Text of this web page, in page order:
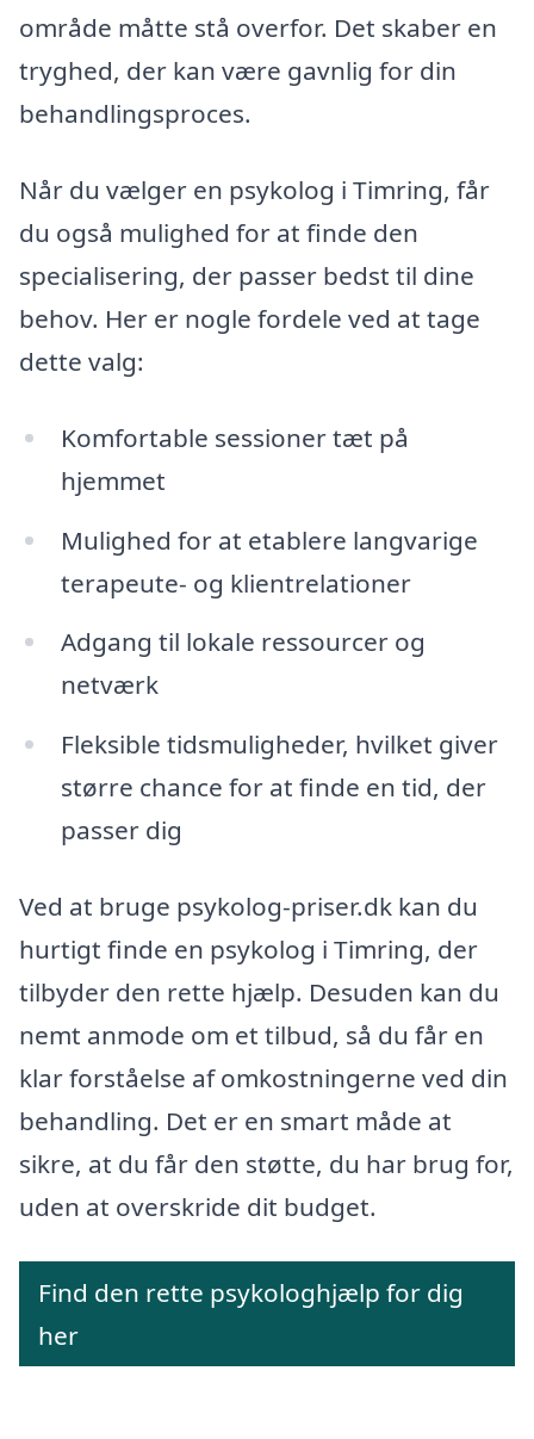
område måtte stå overfor. Det skaber en
tryghed, der kan være gavnlig for din
behandlingsproces.
Når du vælger en psykolog i Timring, får
du også mulighed for at finde den
specialisering, der passer bedst til dine
behov. Her er nogle fordele ved at tage
dette valg:
Komfortable sessioner tæt på
hjemmet
Mulighed for at etablere langvarige
terapeute- og klientrelationer
Adgang til lokale ressourcer og
netværk
Fleksible tidsmuligheder, hvilket giver
større chance for at finde en tid, der
passer dig
Ved at bruge psykolog-priser.dk kan du
hurtigt finde en psykolog i Timring, der
tilbyder den rette hjælp. Desuden kan du
nemt anmode om et tilbud, så du får en
klar forståelse af omkostningerne ved din
behandling. Det er en smart måde at
sikre, at du får den støtte, du har brug for,
uden at overskride dit budget.
Find den rette psykologhjælp for dig
her